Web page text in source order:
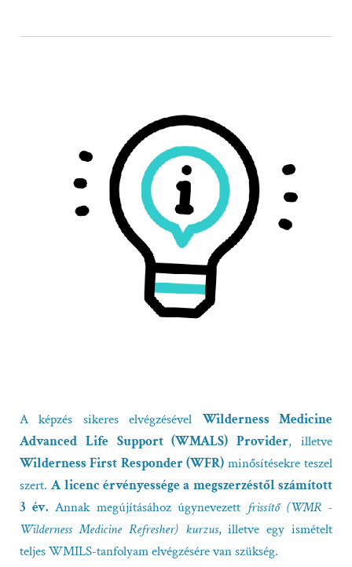
A képzés sikeres elvégzésével Wilderness Medicine
Advanced Life Support (WMALS) Provider, illetve
Wilderness First Responder (WFR) minősítésekre teszel
szert.A licenc érvényessége a megszerzéstől számított
3 év.Annak megújításához úgynevezett frissítő (WMR -
Wilderness Medicine Refresher) kurzus, illetve egy ismételt
teljes WMILS-tanfolyam elvégzésére van szükség.